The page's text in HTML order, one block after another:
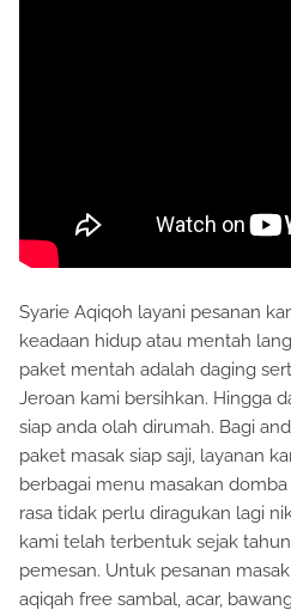
Syarie Aqiqoh layani pesanan
keadaan hidup atau mentah
paket mentah adalah daging
Jeroan kami bersihkan. Hingga
siap anda olah dirumah. Bagi
paket masak siap saji, layanan
berbagai menu masakan
rasa tidak perlu diragukan lagi
kami telah terbentuk sejak
pemesan. Untuk pesanan
aqiqah free sambal, acar,